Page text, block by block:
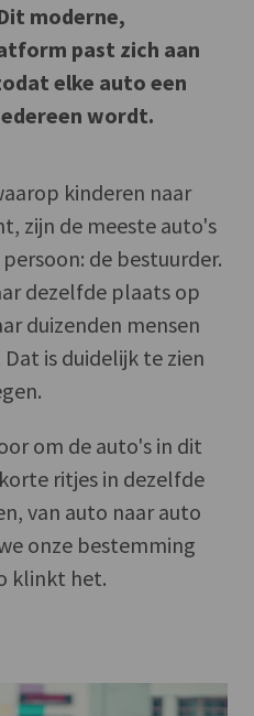
moderne,
past zich aan
elke auto een
wordt.
kinderen naar
zijn de meeste auto's
de bestuurder.
dezelfde plaats op
duizenden mensen
is duidelijk te zien
om de auto's in dit
ritjes in dezelfde
van auto naar auto
onze bestemming
klinkt het.